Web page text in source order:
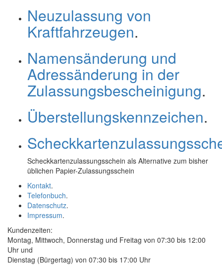
Neuzulassung von
Kraftfahrzeugen.
Namensänderung und
Adressänderung in der
Zulassungsbescheinigung.
Überstellungskennzeichen.
Scheckkartenzulassungsschein als Alternative zum bisher
üblichen Papier-Zulassungsschein
Kontakt.
Telefonbuch.
Datenschutz.
Impressum.
Kundenzeiten:
Montag, Mittwoch, Donnerstag und Freitag von 07:30 bis 12:00
Uhr und
Dienstag (Bürgertag) von 07:30 bis 17:00 Uhr